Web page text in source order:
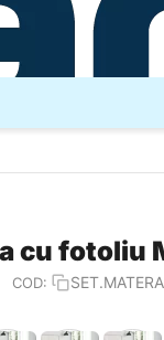
cu fotoliu
COD: